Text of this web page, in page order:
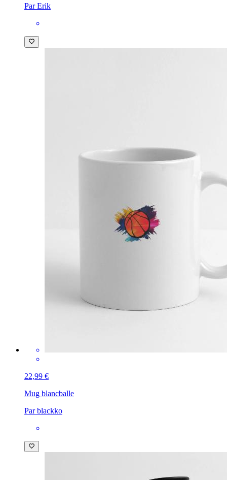
Par Erik
22,99 €
Mug blancballe
Par blackko